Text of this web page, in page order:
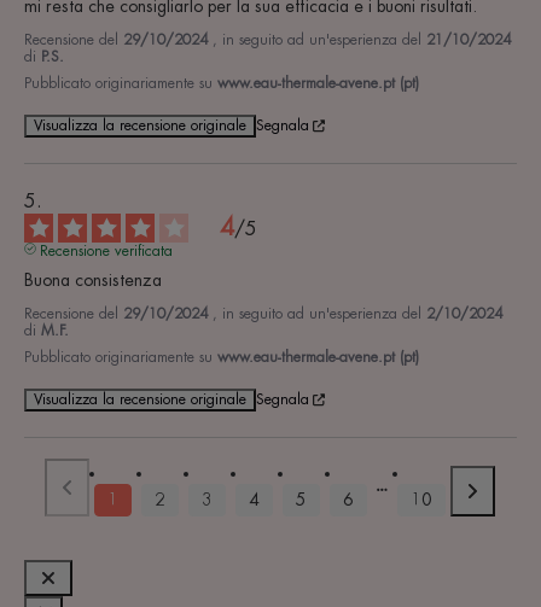
mi resta che consigliarlo per la sua efficacia e i buoni risultati.
Recensione del 29/10/2024 , in seguito ad un'esperienza del 21/10/2024
di P.S.
Pubblicato originariamente su www.eau-thermale-avene.pt (pt)
Visualizza la recensione originale Segnala
4/5
Recensione verificata
Buona consistenza
Recensione del 29/10/2024 , in seguito ad un'esperienza del 2/10/2024
di M.F.
Pubblicato originariamente su www.eau-thermale-avene.pt (pt)
Visualizza la recensione originale Segnala
1 2 3 4 5 6 10